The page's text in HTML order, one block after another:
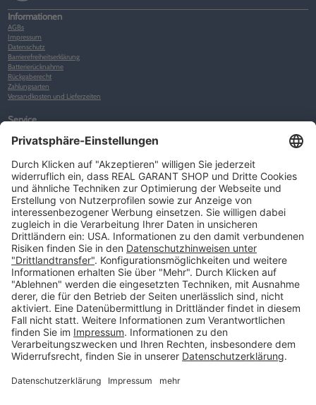
Informationen
AGBs
Impressum
Datenschutz
Barrierefreiheitserklärung
Batterierücknahme
Rückgaberecht
Zahlungsarten
Versandkosten und Lieferzeiten
Service
Warenkorb
Neues Kunden-Konto anlegen
Newsletter
Kontakt
FAQs
Über uns
Kategorien
Betriebsorganisation (52)
Schlüsselorganisation (140)
Reifenorganisation (35)
Werkstattorganisation (166)
Preisauszeichnung und Preisdisplays (35)
Formulare KFZ und Werkstatt (34)
Kennzeichenhalter (49)
KFZ-Verkauf und KFZ-Präsentation (19)
Aussenwerbung (47)
Prospektpräsentation, Infosysteme (29)
Werbeartikel und Give-Aways (212)
SALES OFF (14)